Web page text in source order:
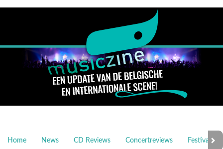
Home News CD Reviews Concertreviews